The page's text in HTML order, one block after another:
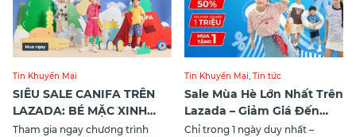
Tin Khuyến Mại
SIÊU SALE CANIFA TRÊN
LAZADA: BÉ MẶC XINH
YÊU – ĐÓN HÈ SÀNH ĐIỆU
Tham gia ngay chương trình
Tin Khuyến Mại, Tin tức
Sale Mùa Hè Lớn Nhất Trên
Lazada – Giảm Giá Đến
50% Toàn Bộ Sản Phẩm
Chỉ trong 1 ngày duy nhất –